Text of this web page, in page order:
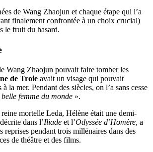
de Wang Zhaojun et chaque étape qui l’a
finalement confrontée à un choix crucial)
le fruit du hasard.
Wang Zhaojun pouvait faire tomber les
de Troie avait un visage qui pouvait
la mer. Pendant des siècles, on l’a sans cesse
femme du monde ».
mortelle Leda, Hélène était une demi-
dans l’Iliade et l’Odyssée d’Homère, a
reprises pendant trois millénaires dans des
de théâtre et des films.